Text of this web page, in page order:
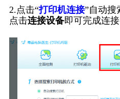
2.点击“打印机连接”自动搜
点击连接设备即可完成连接